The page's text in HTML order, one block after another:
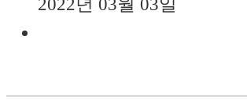
2022년 03월 03일